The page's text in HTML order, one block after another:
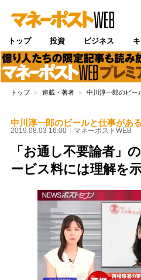
トップ 投資 ビジネス
トップ 連載・著者 中川淳一郎のビー
中川淳一郎のビールと仕事があ
2019.08.03 16:00 マネーポストWEB
「お通し不要論者」
ービス料には理解を